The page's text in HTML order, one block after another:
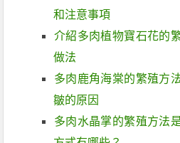
和注意事項
介紹多肉植物寶石花的
做法
多肉鹿角海棠的繁殖方
皺的原因
多肉水晶掌的繁殖方法